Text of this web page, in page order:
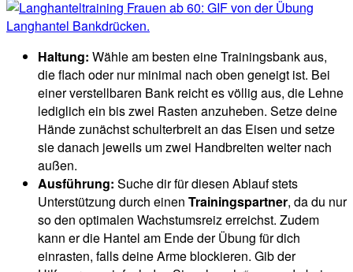
Haltung: Wähle am besten eine Trainingsbank aus,
die flach oder nur minimal nach oben geneigt ist. Bei
einer verstellbaren Bank reicht es völlig aus, die Lehne
lediglich ein bis zwei Rasten anzuheben. Setze deine
Hände zunächst schulterbreit an das Eisen und setze
sie danach jeweils um zwei Handbreiten weiter nach
außen.
Ausführung: Suche dir für diesen Ablauf stets
Unterstützung durch einen Trainingspartner, da du nur
so den optimalen Wachstumsreiz erreichst. Zudem
kann er die Hantel am Ende der Übung für dich
einrasten, falls deine Arme blockieren. Gib der